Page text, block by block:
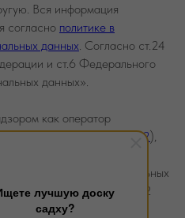
лучшую доску
садху?
Вся информация
согласно политике в
данных. Согласно ст.24
и ст.6 Федерального
данных».
как оператор
регистрации 77-25-386212),
ваши персональные
хранятся на специальных
всем требованиям ФЗ №152